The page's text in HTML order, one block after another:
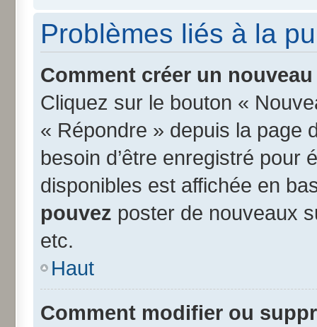
Problèmes liés à la
Comment créer un
Cliquez sur le bouton «
« Répondre » depuis la page
besoin d’être enregistré pour
disponibles est affichée en
pouvez poster de nouveaux
etc.
Haut
Comment modifier ou